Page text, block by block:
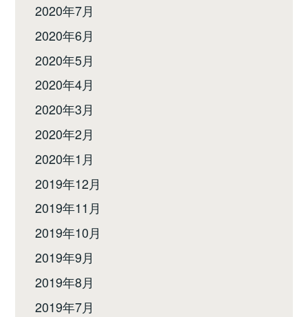
2020年7月
2020年6月
2020年5月
2020年4月
2020年3月
2020年2月
2020年1月
2019年12月
2019年11月
2019年10月
2019年9月
2019年8月
2019年7月